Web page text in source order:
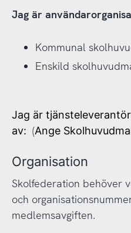
Jag är
Kommunal
Enskild
Jag är
av: (Ange
Organisation
Skolfederation behöver
och
medlemsavgiften.